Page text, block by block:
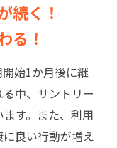
続く！
る！
始1か月後に継
中、サントリー
す。また、利用
良い行動が増え